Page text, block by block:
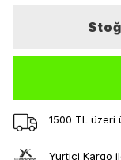
1500 TL üzeri
Yurtiçi Kargo